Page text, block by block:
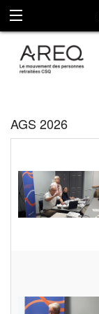
AGS 2026